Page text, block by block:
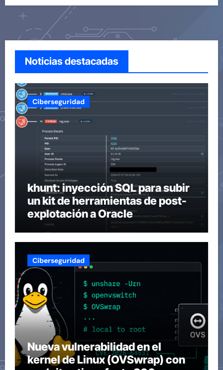
Noticias destacadas
Ciberseguridad
khunt: inyección SQL para subir
un kit de herramientas de post-
explotación a Oracle
Ciberseguridad
Nueva vulnerabilidad en el
kernel de Linux (OVSwrap) con